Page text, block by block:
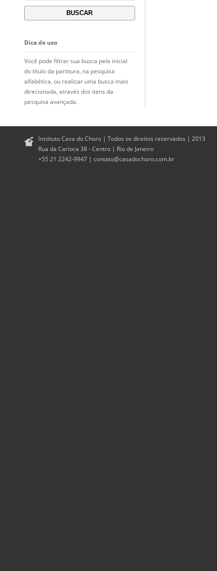
Dica de uso
Você pode filtrar sua busca pela inicial
do título da partitura, na pesquisa
alfabética, ou realizar uma busca mais
direcionada, através dos itens da
pesquisa avançada.
Instituto Casa do Choro | Todos os direitos reservados | 2013
Rua da Carioca 38 - Centro | Rio de Janeiro
+55 21 2242-9947 | contato@casadochoro.com.br